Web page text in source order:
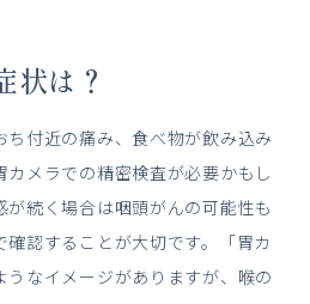
状は？
付近の痛み、食べ物が飲み込み
メラでの精密検査が必要かもし
続く場合は咽頭がんの可能性も
認することが大切です。「胃カ
うなイメージがありますが、喉の